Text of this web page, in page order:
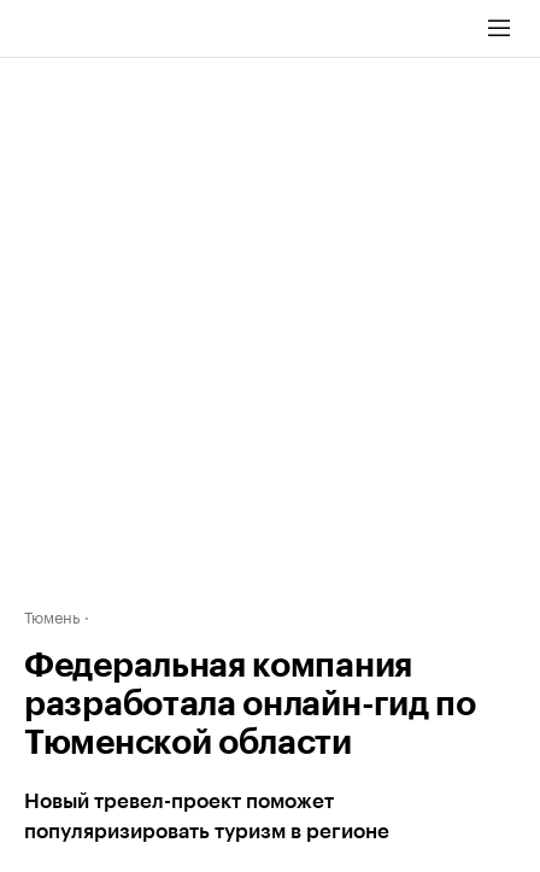
Тюмень
Федеральная компания
разработала онлайн-гид по
Тюменской области
Новый тревел-проект поможет
популяризировать туризм в регионе